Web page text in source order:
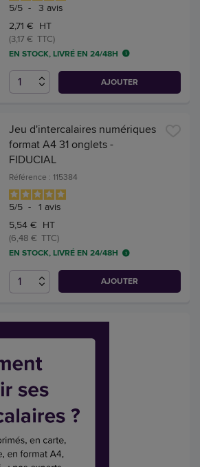
5/5 - 3 avis
2,71 € HT
(3,17 € TTC)
EN STOCK, LIVRÉ EN 24/48H
AJOUTER
Jeu d'intercalaires numériques
format A4 31 onglets -
FIDUCIAL
Référence : 115384
5/5 - 1 avis
5,54 € HT
(6,48 € TTC)
EN STOCK, LIVRÉ EN 24/48H
AJOUTER